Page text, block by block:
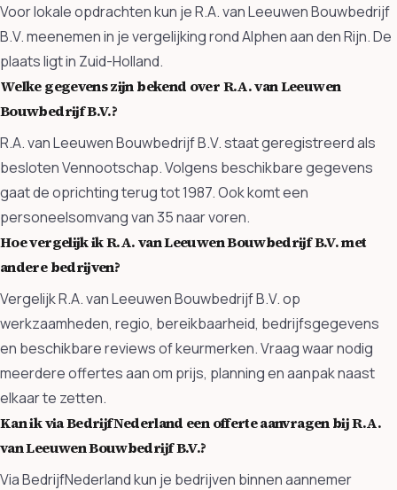
Voor lokale opdrachten kun je R.A. van Leeuwen Bouwbedrijf
B.V. meenemen in je vergelijking rond Alphen aan den Rijn. De
plaats ligt in Zuid-Holland.
Welke gegevens zijn bekend over R.A. van Leeuwen
Bouwbedrijf B.V.?
R.A. van Leeuwen Bouwbedrijf B.V. staat geregistreerd als
besloten Vennootschap. Volgens beschikbare gegevens
gaat de oprichting terug tot 1987. Ook komt een
personeelsomvang van 35 naar voren.
Hoe vergelijk ik R.A. van Leeuwen Bouwbedrijf B.V. met
andere bedrijven?
Vergelijk R.A. van Leeuwen Bouwbedrijf B.V. op
werkzaamheden, regio, bereikbaarheid, bedrijfsgegevens
en beschikbare reviews of keurmerken. Vraag waar nodig
meerdere offertes aan om prijs, planning en aanpak naast
elkaar te zetten.
Kan ik via BedrijfNederland een offerte aanvragen bij R.A.
van Leeuwen Bouwbedrijf B.V.?
Via BedrijfNederland kun je bedrijven binnen aannemer